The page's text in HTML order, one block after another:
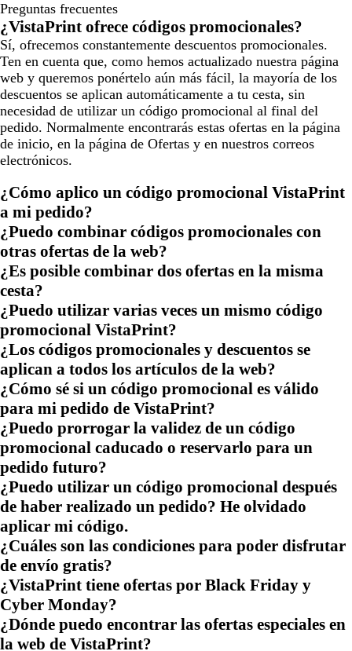
Preguntas frecuentes
¿VistaPrint ofrece códigos promocionales?
Sí, ofrecemos constantemente descuentos promocionales.
Ten en cuenta que, como hemos actualizado nuestra página
web y queremos ponértelo aún más fácil, la mayoría de los
descuentos se aplican automáticamente a tu cesta, sin
necesidad de utilizar un código promocional al final del
pedido. Normalmente encontrarás estas ofertas en la página
de inicio, en la página de Ofertas y en nuestros correos
electrónicos.
¿Cómo aplico un código promocional VistaPrint
a mi pedido?
¿Puedo combinar códigos promocionales con
otras ofertas de la web?
¿Es posible combinar dos ofertas en la misma
cesta?
¿Puedo utilizar varias veces un mismo código
promocional VistaPrint?
¿Los códigos promocionales y descuentos se
aplican a todos los artículos de la web?
¿Cómo sé si un código promocional es válido
para mi pedido de VistaPrint?
¿Puedo prorrogar la validez de un código
promocional caducado o reservarlo para un
pedido futuro?
¿Puedo utilizar un código promocional después
de haber realizado un pedido? He olvidado
aplicar mi código.
¿Cuáles son las condiciones para poder disfrutar
de envío gratis?
¿VistaPrint tiene ofertas por Black Friday y
Cyber Monday?
¿Dónde puedo encontrar las ofertas especiales en
la web de VistaPrint?